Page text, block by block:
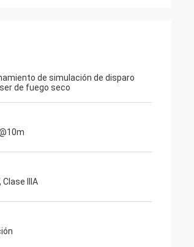
su visión holográfica es
que
puede rivalizar EOTECH!
de simulación de disparo
de fuego seco
Clase IIIA